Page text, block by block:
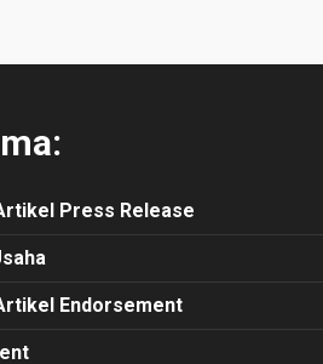
Press Release
Endorsement